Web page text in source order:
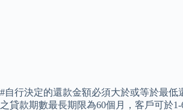
#自行決定的還款金額必須大於或等於最低
之貸款期數最長期限為60個月，客戶可於